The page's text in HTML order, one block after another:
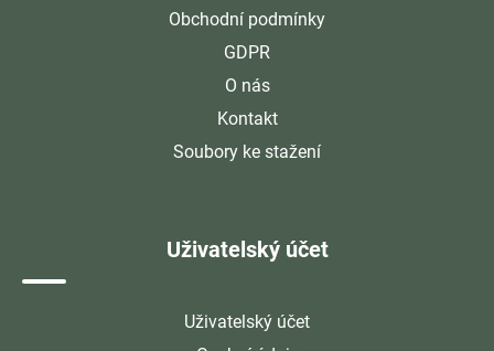
Obchodní podmínky
GDPR
O nás
Kontakt
Soubory ke stažení
Uživatelský účet
Uživatelský účet